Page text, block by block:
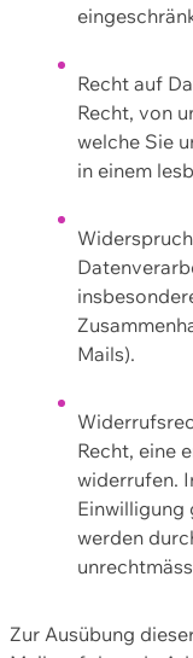
Recht auf
Recht, von
welche Sie
in einem
Mails).
Recht, eine
widerrufen.
werden
Zur Ausübung